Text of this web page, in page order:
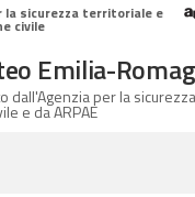
la sicurezza territoriale e
civile
Emilia-
dall'Agenzia per la
e da ARPAE